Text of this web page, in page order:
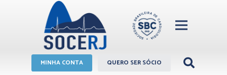
MINHA CONTA QUERO SER SÓCIO